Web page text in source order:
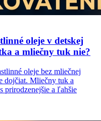
oleje v detskej
a mliečny tuk nie?
oleje bez mliečnej
dojčiat. Mliečny tuk a
prirodzenejšie a ľahšie